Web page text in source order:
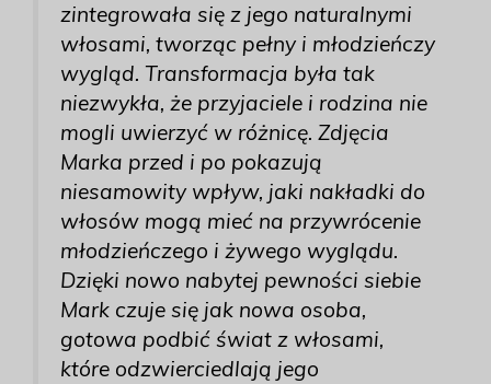
zintegrowała się z jego naturalnymi
włosami, tworząc pełny i młodzieńczy
wygląd. Transformacja była tak
niezwykła, że przyjaciele i rodzina nie
mogli uwierzyć w różnicę. Zdjęcia
Marka przed i po pokazują
niesamowity wpływ, jaki nakładki do
włosów mogą mieć na przywrócenie
młodzieńczego i żywego wyglądu.
Dzięki nowo nabytej pewności siebie
Mark czuje się jak nowa osoba,
gotowa podbić świat z włosami,
które odzwierciedlają jego